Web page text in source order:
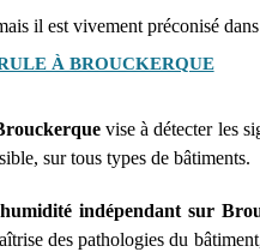
il est vivement préconisé
À BROUCKERQUE
vise à détecter les
sur tous types de bâtiments.
indépendant sur
des pathologies du